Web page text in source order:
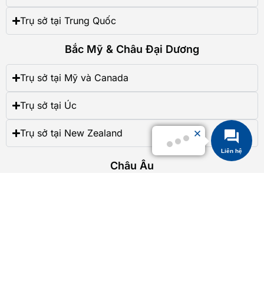
Trụ sở tại Trung Quốc
Bắc Mỹ & Châu Đại Dương
Trụ sở tại Mỹ và Canada
Trụ sở tại Úc
Trụ sở tại New Zealand
Châu Âu
Liên hệ
nhiệt tình, không mua hàng không sao cả!